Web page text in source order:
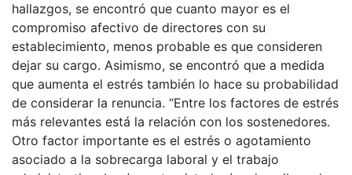
hallazgos, se encontró que cuanto mayor es el
compromiso afectivo de directores con su
establecimiento, menos probable es que consideren
dejar su cargo. Asimismo, se encontró que a medida
que aumenta el estrés también lo hace su probabilidad
de considerar la renuncia. “Entre los factores de estrés
más relevantes está la relación con los sostenedores.
Otro factor importante es el estrés o agotamiento
asociado a la sobrecarga laboral y el trabajo